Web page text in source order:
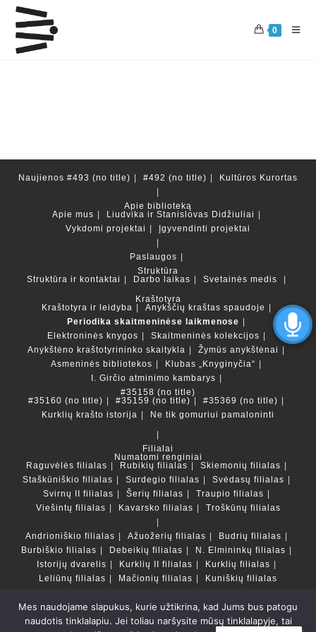
Skip
content
0
Naujienos #493 (no title) #492 (no title) Kultūros Kurortas
Apie biblioteką
Apie mus
Liudvika ir Stanislovas Didžiuliai
Vykdomi projektai
Įgyvendinti projektai
Paslaugos
Struktūra
Struktūra ir kontaktai
Darbo laikas
Svetainės medis
Kraštotyra
Kraštotyra ir leidyba
Anykščių kraštas spaudoje
Periodika skaitmeninėse laikmenose
Elektroninės knygos
Skaitmeninės kolekcijos
Anykštėno kraštotyrininko skaitykla
Žymūs anykštėnai
Asmeninės bibliotekos
Klubas „Knyginyčia“
I. Girčio atminimo kambarys
#35158 (no title)
#35160 (no title)
#35159 (no title)
#35369 (no title)
Kurklių krašto istorija
Ne tik gomuriui pamaloninti
Filialai
Numatomi renginiai
Raguvėlės filialas
Rubikių filialas
Skiemonių filialas
Staškūniškio filialas
Surdegio filialas
Svėdasų filialas
Svirnų II filialas
Šerių filialas
Traupio filialas
Viešintų filialas
Kavarsko filialas Troškūnų filialas
Andrioniškio filialas Ažuožerių filialas
Budrių filialas
Burbiškio filialas
Debeikių filialas
N. Elmininkų filialas
Istorijų dvarelis
Kurklių II filialas
Kurklių filialas
Leliūnų filialas
Mačionių filialas Kuniškių filialas
Duomenų bazės ir katalogai
LT
Mes naudojame slapukus, kurie užtikrina, kad Jums bus patogu
naudotis tinklalapiu. Jei toliau naršysite mūsų tinklalapyje, tai